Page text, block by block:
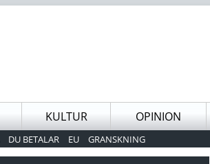
KULTUR OPINION
DU BETALAR EU GRANSKNING